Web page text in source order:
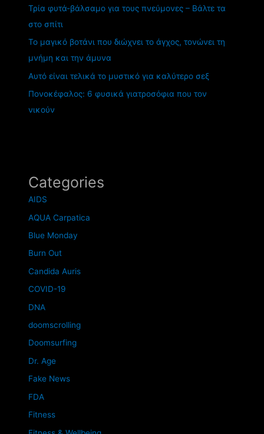
Τρία φυτά-βάλσαμο για τους πνεύμονες – Βάλτε τα
στο σπίτι
Το μαγικό βοτάνι που διώχνει το άγχος, τονώνει τη
μνήμη και την άμυνα
Αυτό είναι τελικά το μυστικό για καλύτερο σεξ
Πονοκέφαλος: 6 φυσικά γιατροσόφια που τον
νικούν
Categories
AIDS
AQUA Carpatica
Blue Monday
Burn Out
Candida Auris
COVID-19
DNA
doomscrolling
Doomsurfing
Dr. Age
Fake News
FDA
Fitness